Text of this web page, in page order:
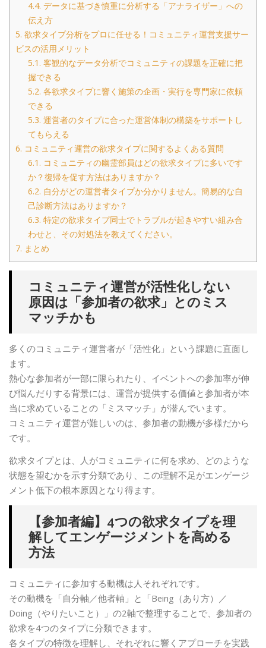
4.4. データに基づき慎重に分析する「アナライザー」への
伝え方
5. 欲求タイプ分析をプロに任せる！コミュニティ運営支援サー
ビスの活用メリット
5.1. 客観的なデータ分析でコミュニティの課題を正確に把
握できる
5.2. 各欲求タイプに響く施策の企画・実行を専門家に依頼
できる
5.3. 運営者のタイプに合った運営体制の構築をサポートし
てもらえる
6. コミュニティ運営の欲求タイプに関するよくある質問
6.1. コミュニティの幽霊部員はどの欲求タイプに多いです
か？復帰を促す方法はありますか？
6.2. 自分がどの運営者タイプか分かりません。簡易的な自
己診断方法はありますか？
6.3. 特定の欲求タイプ同士でトラブルが起きやすい組み合
わせと、その対処法を教えてください。
7. まとめ
コミュニティ運営が活性化しない
原因は「参加者の欲求」とのミス
マッチかも
多くのコミュニティ運営者が「活性化」という課題に直面し
ます。
熱心な参加者が一部に限られたり、イベントへの参加率が伸
び悩んだりする背景には、運営が提供する価値と参加者が本
当に求めていることの「ミスマッチ」が潜んでいます。
コミュニティ運営が難しいのは、参加者の動機が多様だから
です。
欲求タイプとは、人がコミュニティに何を求め、どのような
状態を望むかを示す分類であり、この理解不足がエンゲージ
メント低下の根本原因となり得ます。
【参加者編】4つの欲求タイプを理
解してエンゲージメントを高める
方法
コミュニティに参加する動機は人それぞれです。
その動機を「自分軸／他者軸」と「Being（あり方）／
Doing（やりたいこと）」の2軸で整理することで、参加者の
欲求を4つのタイプに分類できます。
各タイプの特徴を理解し、それぞれに響くアプローチを実践